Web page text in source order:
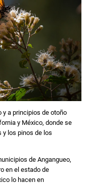
y a principios de otoño
y México, donde se
y los pinos de los
de Angangueo,
en el estado de
lo hacen en